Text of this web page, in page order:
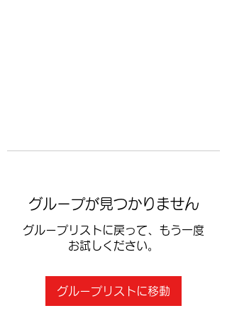
グループが見つかりません
グループリストに戻って、もう一度
お試しください。
グループリストに移動